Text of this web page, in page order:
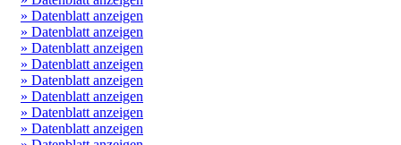
» Datenblatt anzeigen
» Datenblatt anzeigen
» Datenblatt anzeigen
» Datenblatt anzeigen
» Datenblatt anzeigen
» Datenblatt anzeigen
» Datenblatt anzeigen
» Datenblatt anzeigen